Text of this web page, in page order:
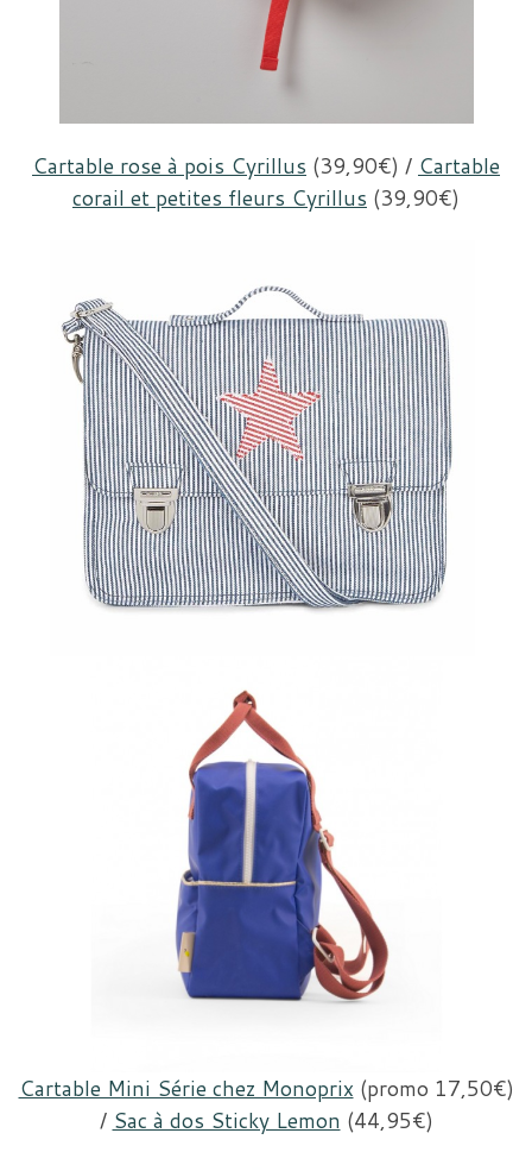
Cartable rose à pois Cyrillus (39,90€) / Cartable
corail et petites fleurs Cyrillus (39,90€)
Cartable Mini Série chez Monoprix (promo 17,50€)
/ Sac à dos Sticky Lemon (44,95€)